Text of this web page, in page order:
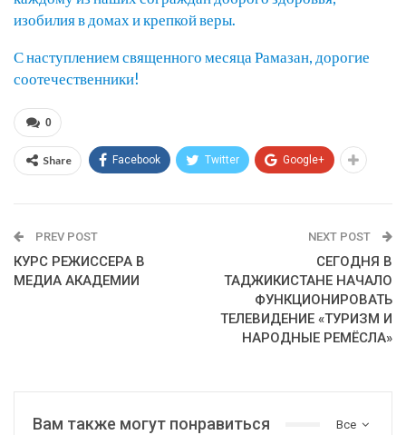
изобилия в домах и крепкой веры.
С наступлением священного месяца Рамазан, дорогие
соотечественники!
0
Share Facebook Twitter Google+
PREV POST
КУРС РЕЖИССЕРА В
МЕДИА АКАДЕМИИ
NEXT POST
СЕГОДНЯ В
ТАДЖИКИСТАНЕ НАЧАЛО
ФУНКЦИОНИРОВАТЬ
ТЕЛЕВИДЕНИЕ «ТУРИЗМ И
НАРОДНЫЕ РЕМЁСЛА»
Все
Вам также могут понравиться